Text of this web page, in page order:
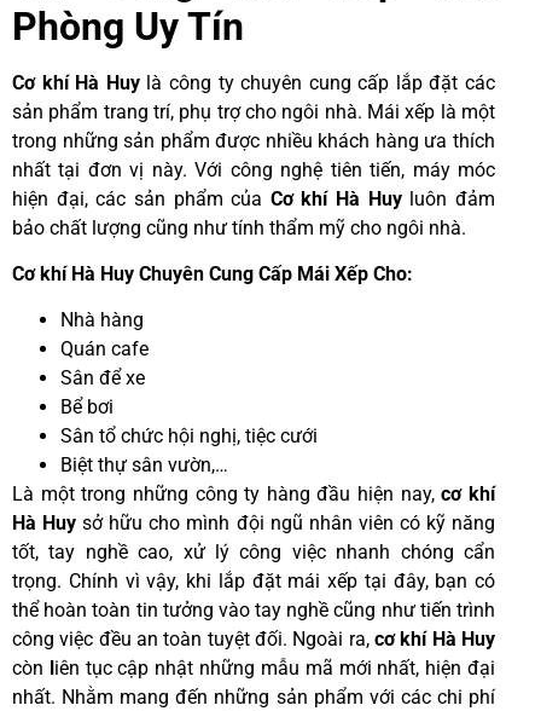
Phòng Uy Tín
Cơ khí Hà Huylà công ty chuyên cung cấp lắp đặt các
sản phẩm trang trí, phụ trợ cho ngôi nhà. Mái xếp là một
trong những sản phẩm được nhiều khách hàng ưa thích
nhất tại đơn vị này. Với công nghệ tiên tiến, máy móc
hiện đại, các sản phẩm của Cơ khí Hà Huyluôn đảm
bảo chất lượng cũng như tính thẩm mỹ cho ngôi nhà.
Cơ khí Hà Huy Chuyên Cung Cấp Mái Xếp Cho:
Nhà hàng
Quán cafe
Sân để xe
Bể bơi
Sân tổ chức hội nghị, tiệc cưới
Biệt thự sân vườn,…
Là một trong những công ty hàng đầu hiện nay,cơ khí
Hà Huy sở hữu cho mình đội ngũ nhân viên có kỹ năng
tốt, tay nghề cao, xử lý công việc nhanh chóng cẩn
trọng. Chính vì vậy, khi lắp đặt mái xếp tại đây, bạn có
thể hoàn toàn tin tưởng vào tay nghề cũng như tiến trình
công việc đều an toàn tuyệt đối. Ngoài ra, cơ khí Hà Huy
còn iên tục cập nhật những mẫu mã mới nhất, hiện đại
nhất. Nhằm mang đến những sản phẩm với các chi phí